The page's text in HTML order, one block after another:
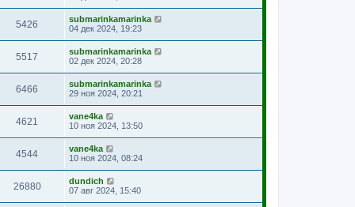
5426
submarinkamarinka
04 дек 2024, 19:23
5517
submarinkamarinka
02 дек 2024, 20:28
6466
submarinkamarinka
29 ноя 2024, 20:21
4621
vane4ka
10 ноя 2024, 13:50
4544
vane4ka
10 ноя 2024, 08:24
26880
dundich
07 авг 2024, 15:40